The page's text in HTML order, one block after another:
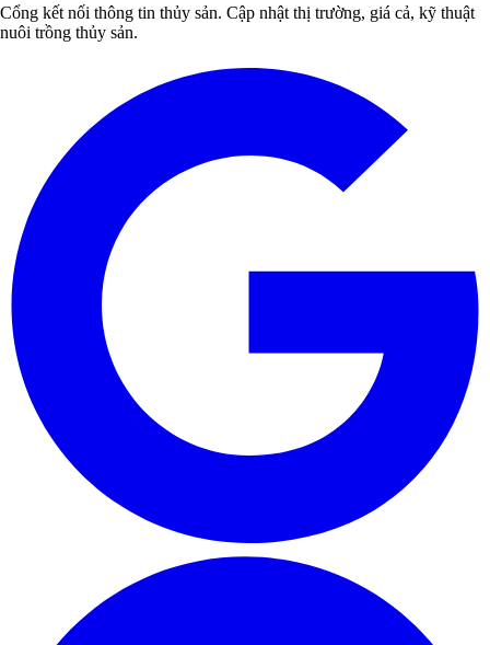
Cổng kết nối thông tin thủy sản. Cập nhật thị trường, giá cả, kỹ thuật
nuôi trồng thủy sản.